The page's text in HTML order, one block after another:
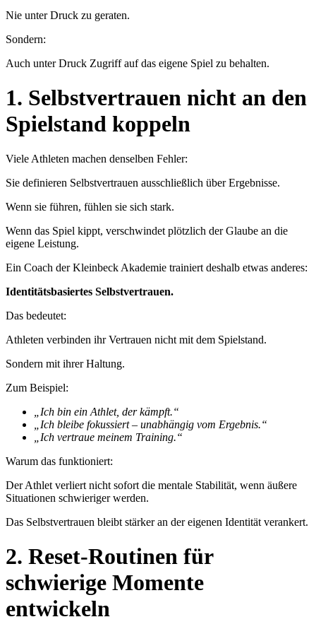
Nie unter Druck zu geraten.
Sondern:
Auch unter Druck Zugriff auf das eigene Spiel zu behalten.
1. Selbstvertrauen nicht an den
Spielstand koppeln
Viele Athleten machen denselben Fehler:
Sie definieren Selbstvertrauen ausschließlich über Ergebnisse.
Wenn sie führen, fühlen sie sich stark.
Wenn das Spiel kippt, verschwindet plötzlich der Glaube an die
eigene Leistung.
Ein Coach der Kleinbeck Akademie trainiert deshalb etwas anderes:
Identitätsbasiertes Selbstvertrauen.
Das bedeutet:
Athleten verbinden ihr Vertrauen nicht mit dem Spielstand.
Sondern mit ihrer Haltung.
Zum Beispiel:
„Ich bin ein Athlet, der kämpft.“
„Ich bleibe fokussiert – unabhängig vom Ergebnis.“
„Ich vertraue meinem Training.“
Warum das funktioniert:
Der Athlet verliert nicht sofort die mentale Stabilität, wenn äußere
Situationen schwieriger werden.
Das Selbstvertrauen bleibt stärker an der eigenen Identität verankert.
2. Reset-Routinen für
schwierige Momente
entwickeln